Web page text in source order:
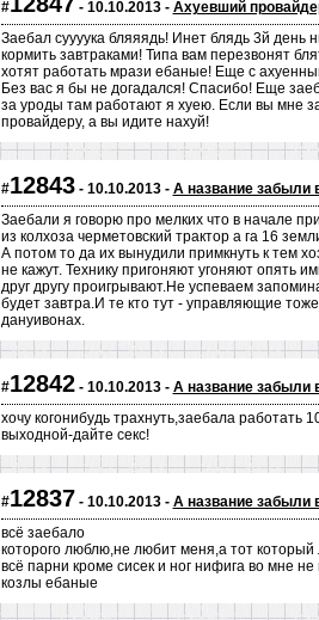
# - 10.10.2013 - Ахуевший
Заебал суууука бляяядь! Инет блядь 3й
кормить завтраками! Типа вам перезвонят
хотят работать мрази ебаные! Еще с
Без вас я бы не догадался! Спасибо! Еще
за уроды там работают я хуею. Если вы мне
провайдеру, а вы идите нахуй!
#12843- 10.10.2013 - А название забыли
Заебали я говорю про мелких что в начале
из колхоза черметовский трактор а га 16
А потом то да их вынудили примкнуть к тем
не кажут. Технику пригоняют угоняют опять
друг другу проигрывают.Не успеваем
будет завтра.И те кто тут - управляющие
дануивонах.
#12842- 10.10.2013 - А название забыли
хочу когонибудь трахнуть,заебала
выходной-дайте секс!
#12837 - 10.10.2013 - А название забыли
всё заебало
которого люблю,не любит меня,а тот
всё парни кроме сисек и ног нифига во мне не
козлы ебаные